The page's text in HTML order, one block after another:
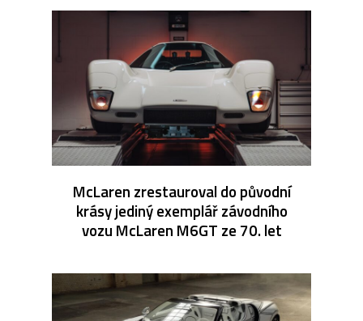
McLaren zrestauroval do původní
krásy jediný exemplář závodního
vozu McLaren M6GT ze 70. let